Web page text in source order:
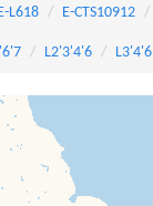
L618 E-CTS10912
L2'3'4'6 L3'4'6